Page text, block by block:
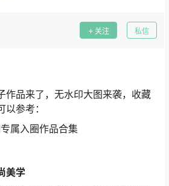
关注 私信
作品来了，无水印大图来袭，收藏
参考：
属入圈作品合集
美学